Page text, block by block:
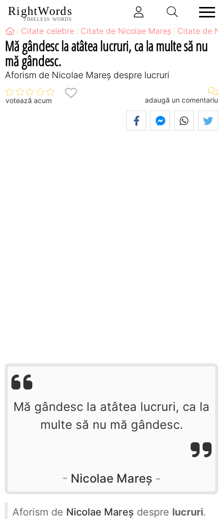
RightWords
TIMELESS WORDS
Citate celebre Citate de Nicolae Mareș Citate de
Mă gândesc la atâtea lucruri, ca la multe să nu
mă gândesc.
Aforism de Nicolae Mareș despre lucruri
votează acum adaugă un comentariu
Mă gândesc la atâtea lucruri, ca la
multe să nu mă gândesc.
Nicolae Mareș
Aforism de Nicolae Mareș despre lucruri.